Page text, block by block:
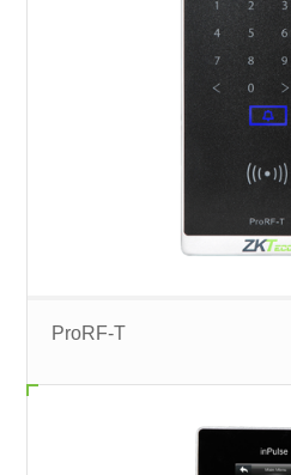
ProRF-T